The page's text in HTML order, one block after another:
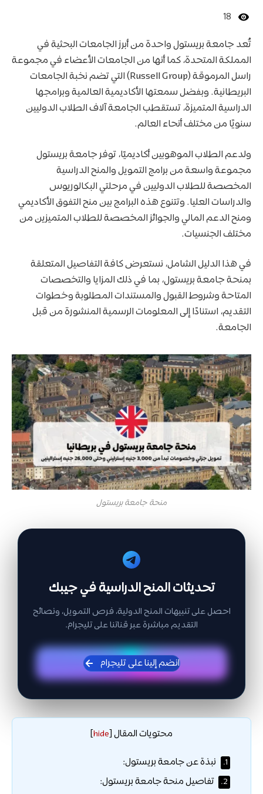
18
تُعد جامعة بريستول واحدة من أبرز الجامعات البحثية في
المملكة المتحدة، كما أنها من الجامعات الأعضاء في مجموعة
راسل المرموقة (Russell Group) التي تضم نخبة الجامعات
البريطانية. وبفضل سمعتها الأكاديمية العالمية وبرامجها
الدراسية المتميزة، تستقطب الجامعة آلاف الطلاب الدوليين
سنويًا من مختلف أنحاء العالم.
ولدعم الطلاب الموهوبين أكاديميًا، توفر جامعة بريستول
مجموعة واسعة من برامج التمويل والمنح الدراسية
المخصصة للطلاب الدوليين في مرحلتي البكالوريوس
والدراسات العليا. وتتنوع هذه البرامج بين منح التفوق الأكاديمي
ومنح الدعم المالي والجوائز المخصصة للطلاب المتميزين من
مختلف الجنسيات.
في هذا الدليل الشامل، نستعرض كافة التفاصيل المتعلقة
بمنحة جامعة بريستول، بما في ذلك المزايا والتخصصات
المتاحة وشروط القبول والمستندات المطلوبة وخطوات
التقديم، استنادًا إلى المعلومات الرسمية المنشورة من قبل
الجامعة.
منحة جامعة بريستول
تحديثات المنح الدراسية في جيبك
احصل على تنبيهات المنح الدولية، فرص التمويل، ونصائح
التقديم مباشرة عبر قناتنا على تليجرام.
انضم إلينا على تليجرام
محتويات المقال [
hide
]
1. نبذة عن جامعة بريستول:
2. تفاصيل منحة جامعة بريستول: